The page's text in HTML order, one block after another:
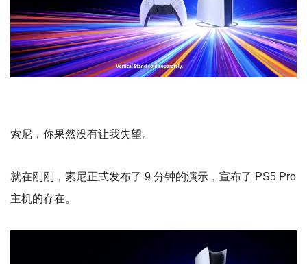
索尼，你果然没有让我失望。
就在刚刚，索尼正式发布了 9 分钟的演示，宣布了 PS5 Pro
主机的存在。